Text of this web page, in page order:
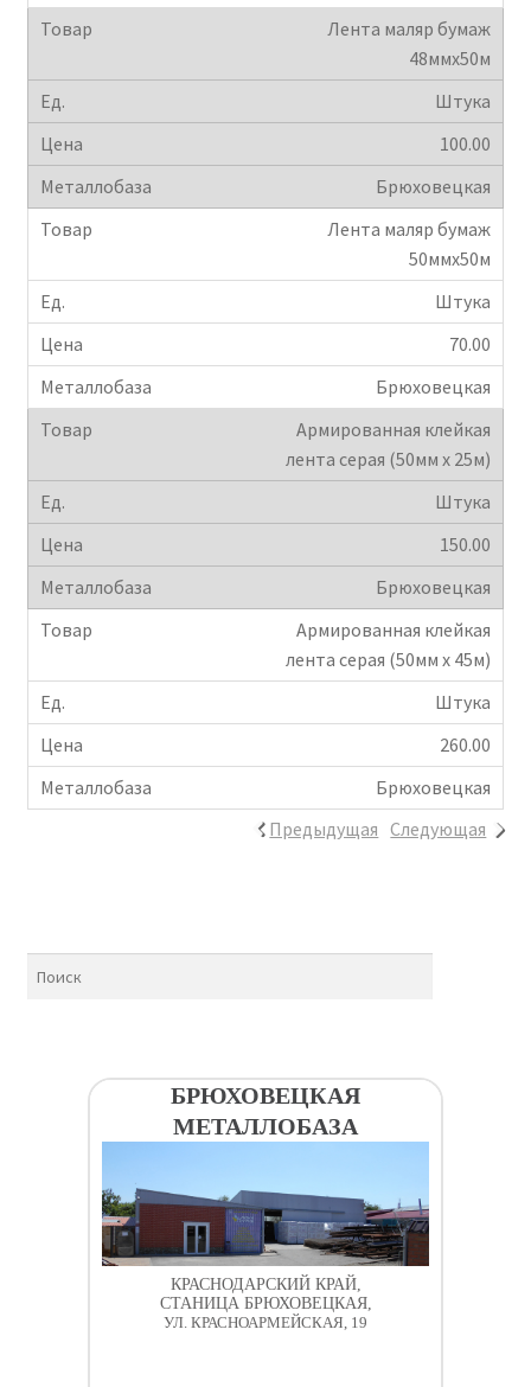
Лента маляр бумаж
48ммх50м
Штука
100.00
Брюховецкая
Лента маляр бумаж
50ммх50м
Штука
70.00
Брюховецкая
Армированная клейкая
лента серая (50мм х 25м)
Штука
150.00
Брюховецкая
Армированная клейкая
лента серая (50мм х 45м)
Штука
260.00
Брюховецкая
Предыдущая Следующая
БРЮХОВЕЦКАЯ
МЕТАЛЛОБАЗА
КРАСНОДАРСКИЙ КРАЙ,
СТАНИЦА БРЮХОВЕЦКАЯ,
УЛ. КРАСНОАРМЕЙСКАЯ, 19